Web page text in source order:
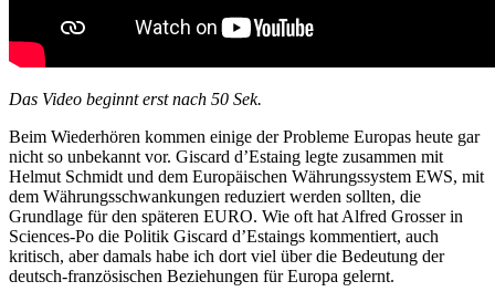
Das Video beginnt erst nach 50 Sek.
Beim Wiederhören kommen einige der Probleme Europas heute gar
nicht so unbekannt vor. Giscard d’Estaing legte zusammen mit
Helmut Schmidt und dem Europäischen Währungssystem EWS, mit
dem Währungsschwankungen reduziert werden sollten, die
Grundlage für den späteren EURO. Wie oft hat Alfred Grosser in
Sciences-Po die Politik Giscard d’Estaings kommentiert, auch
kritisch, aber damals habe ich dort viel über die Bedeutung der
deutsch-französischen Beziehungen für Europa gelernt.